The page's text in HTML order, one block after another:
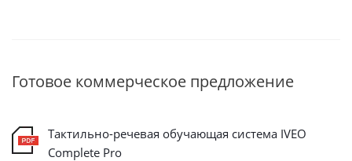
Готовое коммерческое предложение
Тактильно-речевая обучающая система IVEO
Complete Pro